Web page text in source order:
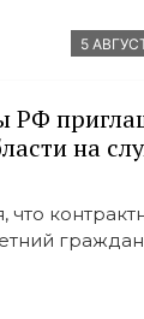
5
РФ
на